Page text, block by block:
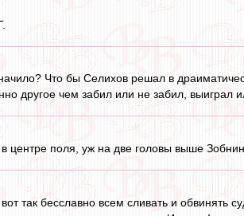
Что бы Селихов решал в
другое чем забил или не забил, выиграл
центре поля, уж на две головы выше
так бесславно всем сливать и